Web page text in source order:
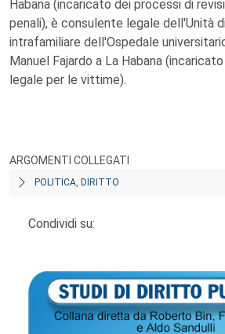
Habana (incaricato dei processi di
penali), è consulente legale dell'Unità
intrafamiliare dell'Ospedale
Manuel Fajardo a La Habana
legale per le vittime).
ARGOMENTI COLLEGATI
POLITICA, DIRITTO
Condividi su: